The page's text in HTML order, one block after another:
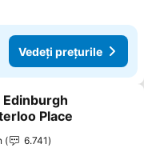
Vedeți prețurile
la favorite
Place
6.741